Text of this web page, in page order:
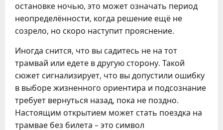
остановке ночью, это может означать период
неопределённости, когда решение ещё не
созрело, но скоро наступит прояснение.
Иногда снится, что вы садитесь не на тот
трамвай или едете в другую сторону. Такой
сюжет сигнализирует, что вы допустили ошибку
в выборе жизненного ориентира и подсознание
требует вернуться назад, пока не поздно.
Настоящим открытием может стать поездка на
трамвае без билета – это символ